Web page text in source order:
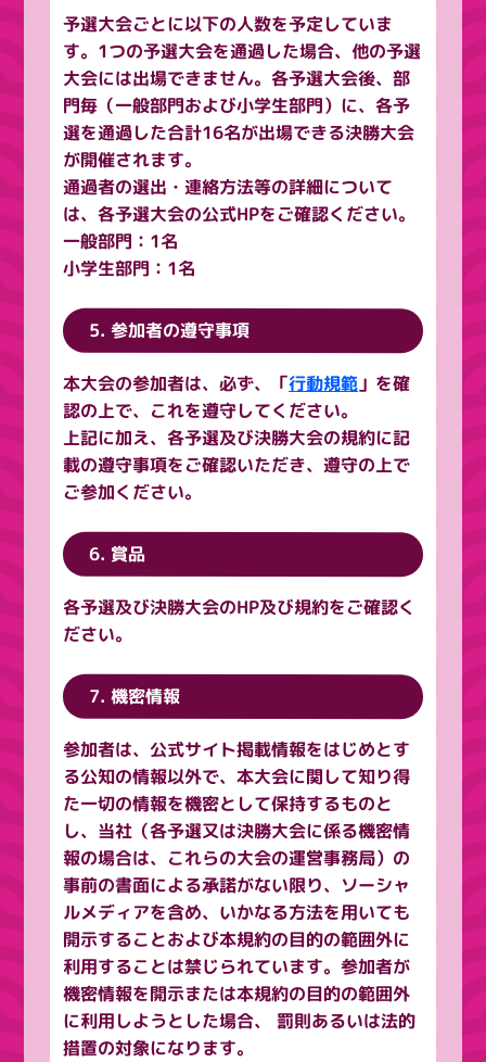
予選大会ごとに以下の人数を予定していま
す。1つの予選大会を通過した場合、他の予選
大会には出場できません。各予選大会後、部
門毎（一般部門および小学生部門）に、各予
選を通過した合計16名が出場できる決勝大会
が開催されます。
通過者の選出・連絡方法等の詳細について
は、各予選大会の公式HPをご確認ください。
一般部門：1名
小学生部門：1名
5. 参加者の遵守事項
本大会の参加者は、必ず、「行動規範 」を確
認の上で、これを遵守してください。
上記に加え、各予選及び決勝大会の規約に記
載の遵守事項をご確認いただき、遵守の上で
ご参加ください。
6. 賞品
各予選及び決勝大会のHP及び規約をご確認く
ださい。
7. 機密情報
参加者は、公式サイト掲載情報をはじめとす
る公知の情報以外で、本大会に関して知り得
た一切の情報を機密として保持するものと
し、当社（各予選又は決勝大会に係る機密情
報の場合は、これらの大会の運営事務局）の
事前の書面による承諾がない限り、ソーシャ
ルメディアを含め、いかなる方法を用いても
開示することおよび本規約の目的の範囲外に
利用することは禁じられています。参加者が
機密情報を開示または本規約の目的の範囲外
に利用しようとした場合、 罰則あるいは法的
措置の対象になります。